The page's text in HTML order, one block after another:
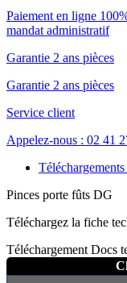
Paiement en ligne
mandat administratif
Garantie 2 ans pièces
Garantie 2 ans pièces
Service client
Appelez-nous : 02 41
Pinces porte fûts DG
Téléchargez la fiche
Téléchargement Docs